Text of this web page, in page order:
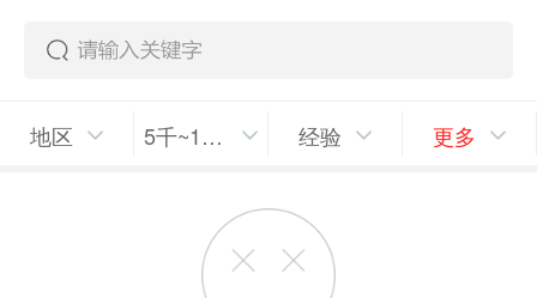
地区 5千~1万/月 经验 更多